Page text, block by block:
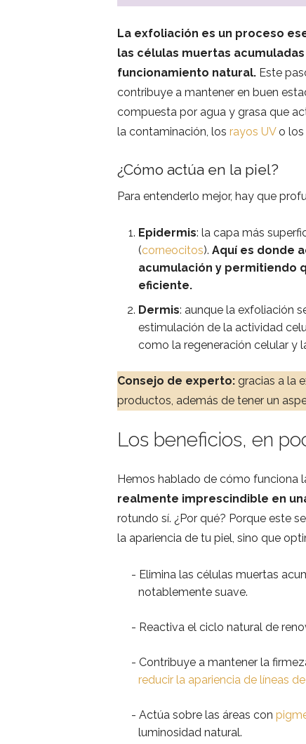
La exfoliación es un proceso
las células muertas
funcionamiento natural. Este
contribuye a mantener en buen
compuesta por agua y grasa que
la contaminación, los rayos UVo los
¿Cómo actúa en la piel?
Para entenderlo mejor, hay que
Epidermis: la capa más
(corneocitos). Aquí es donde
acumulación y permitiendo
eficiente.
Dermis: aunque la exfoliación
estimulación de la actividad
como la regeneración celular y
Consejo de experto: gracias a la
productos, además de tener un
Los beneficios, en
Hemos hablado de cómo funciona
realmente imprescindible en
rotundo sí. ¿Por qué? Porque este
la apariencia de tu piel, sino que
Elimina las células muertas
notablemente suave.
Reactiva el ciclo natural de
Contribuye a mantener la
reducir la apariencia de líneas
Actúa sobre las áreas con
luminosidad natural.